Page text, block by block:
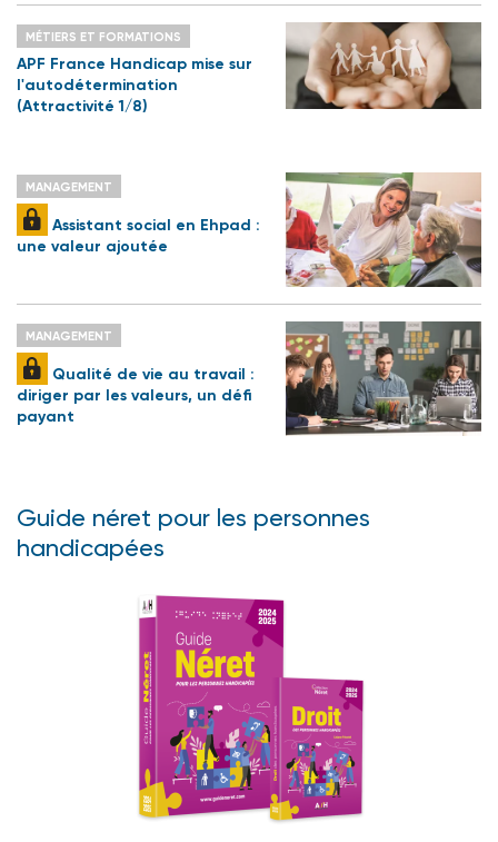
MÉTIERS ET FORMATIONS
APF France Handicap mise sur
l'autodétermination
(Attractivité 1/8)
MANAGEMENT
Assistant social en Ehpad :
une valeur ajoutée
MANAGEMENT
Qualité de vie au travail :
diriger par les valeurs, un défi
payant
Guide néret pour les personnes
handicapées